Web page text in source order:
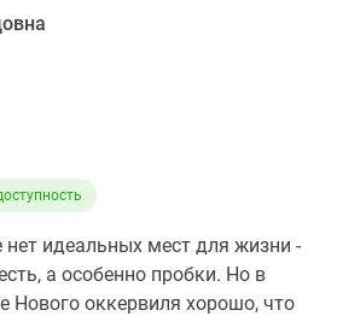
нет идеальных мест для жизни -
а особенно пробки. Но в
Нового оккервиля хорошо, что